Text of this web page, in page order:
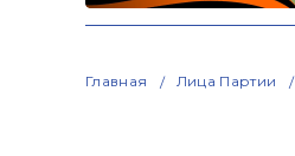
Главная Лица Партии